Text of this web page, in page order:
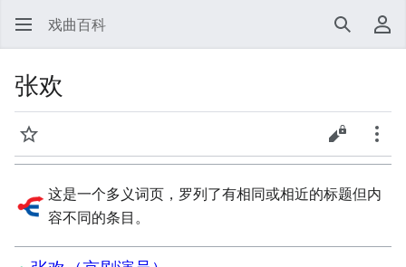
戏曲百科 搜索 用
张欢
监视 查看源代
更多
这是一个多义词页，罗列了有相同或相近的标题但内
容不同的条目。